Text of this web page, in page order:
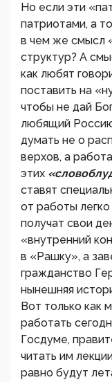
Но если эти
патриотами, а
в чем же смысл
структур? А
как любят
поставить на
чтобы не дай
любящий
думать не о
верхов, а
этих
ставят
от работы
получат свои
«внутренний
в «Рашку», а
гражданство
нынешняя
Вот только как
работать
Госдуме,
читать им
равно будут